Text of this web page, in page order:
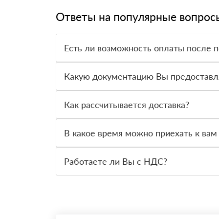
Ответы на популярные
Есть ли возможность оплаты после
вправе от него отказаться.
Какую документацию Вы
Как рассчитывается доставка?
стоимости и сроков доставки, которые
В какое время можно приехать к вам
Работаете ли Вы с НДС?